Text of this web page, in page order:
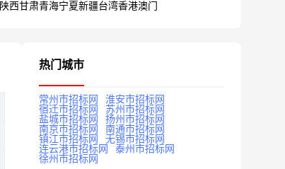
陕西甘肃青海宁夏新疆台湾香港澳门
热门城市
常州市招标网
淮安市招标网
宿迁市招标网
苏州市招标网
盐城市招标网
扬州市招标网
南京市招标网
南通市招标网
镇江市招标网
无锡市招标网
连云港市招标网
泰州市招标网
徐州市招标网